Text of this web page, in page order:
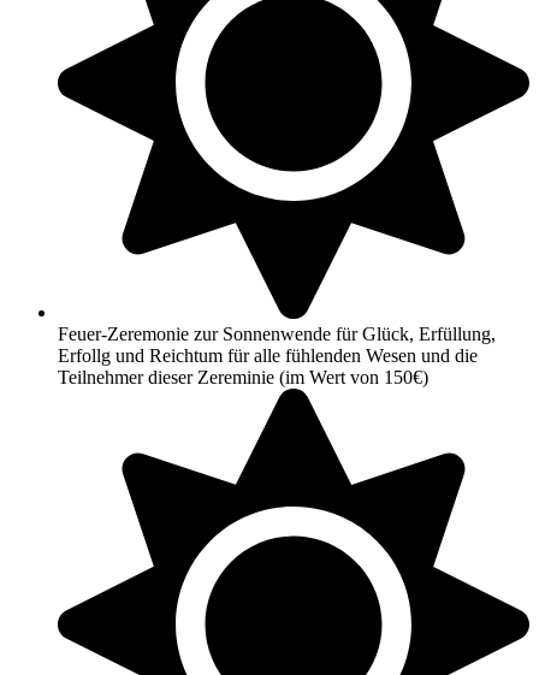
Feuer-Zeremonie zur Sonnenwende für Glück, Erfüllung,
Erfollg und Reichtum für alle fühlenden Wesen und die
Teilnehmer dieser Zereminie (im Wert von 150€)